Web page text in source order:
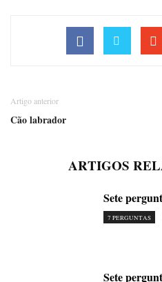
Artigo anterior
Cão labrador
ARTIGOS
Sete
7 PERGUNTAS
Sete